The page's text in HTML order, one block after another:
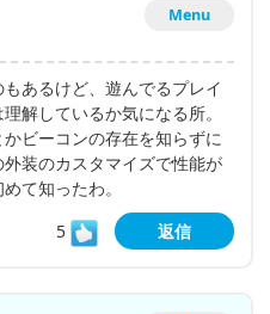
Menu
あるけど、遊んでるプレイ
解しているか気になる所。
ビーコンの存在を知らずに
装のカスタマイズで性能が
て知ったわ。
5
返信